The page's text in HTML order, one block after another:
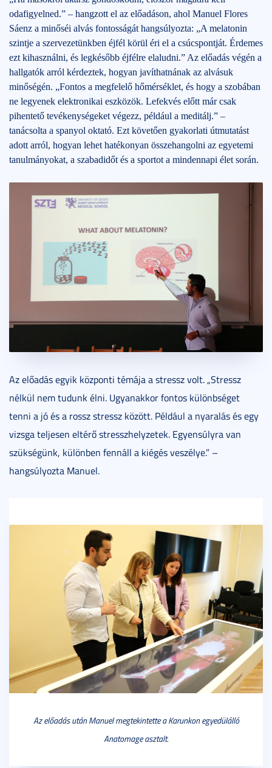
odafigyelned.” – hangzott el az előadáson, ahol Manuel Flores
Sáenz a minőséi alvás fontosságát hangsúlyozta: „A melatonin
szintje a szervezetünkben éjfél körül éri el a csúcspontját. Érdemes
ezt kihasználni, és legkésőbb éjfélre elaludni.” Az előadás végén a
hallgatók arról kérdeztek, hogyan javíthatnának az alvásuk
minőségén. „Fontos a megfelelő hőmérséklet, és hogy a szobában
ne legyenek elektronikai eszközök. Lefekvés előtt már csak
pihentető tevékenységeket végezz, például a meditálj.” –
tanácsolta a spanyol oktató. Ezt követően gyakorlati útmutatást
adott arról, hogyan lehet hatékonyan összehangolni az egyetemi
tanulmányokat, a szabadidőt és a sportot a mindennapi élet során.
Az előadás egyik központi témája a stressz volt. „Stressz
nélkül nem tudunk élni. Ugyanakkor fontos különbséget
tenni a jó és a rossz stressz között. Például a nyaralás és egy
vizsga teljesen eltérő stresszhelyzetek. Egyensúlyra van
szükségünk, különben fennáll a kiégés veszélye.” –
hangsúlyozta Manuel.
Az előadás után Manuel megtekintette a Karunkon egyedülálló
Anatomage asztalt.